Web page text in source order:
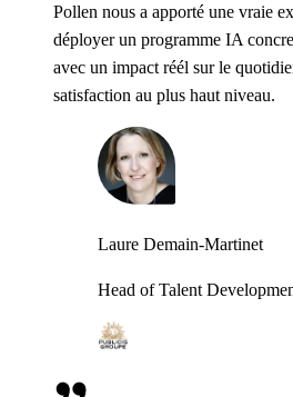
Pollen nous a apporté une vraie
déployer un programme IA
avec un impact réél sur le
satisfaction au plus haut niveau.
Laure Demain-Martinet
Head of Talent